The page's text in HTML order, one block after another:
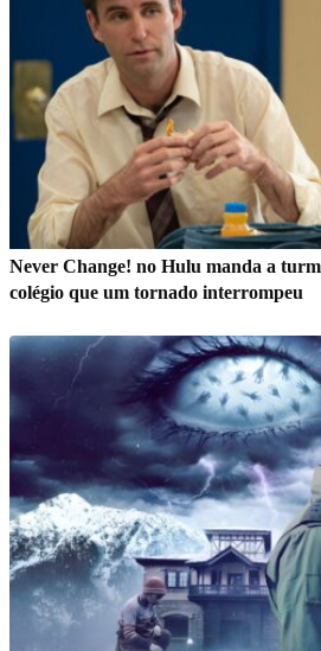
Never Change! no Hulu manda a
colégio que um tornado interrompeu